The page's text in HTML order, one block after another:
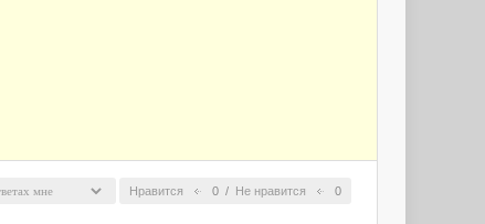
Нравится 0 / Не нравится 0